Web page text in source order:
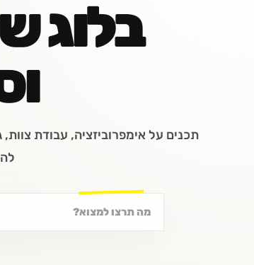
בלוג
תכנים על אימפרוביזציה, עבודת